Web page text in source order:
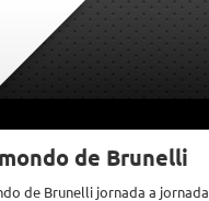
de Brunelli
de Brunelli jornada a jornada